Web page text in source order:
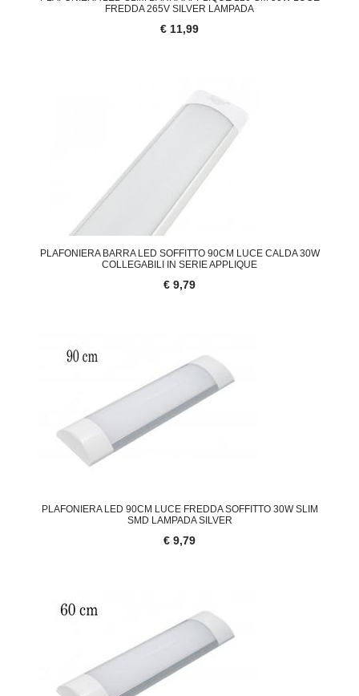
FREDDA 265V SILVER LAMPADA
€ 11,99
PLAFONIERA BARRA LED SOFFITTO 90CM LUCE CALDA 30W
COLLEGABILI IN SERIE APPLIQUE
€ 9,79
PLAFONIERA LED 90CM LUCE FREDDA SOFFITTO 30W SLIM
SMD LAMPADA SILVER
€ 9,79